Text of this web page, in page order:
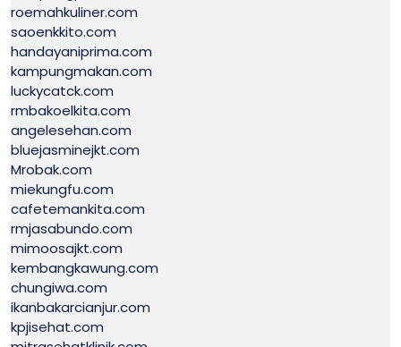
roemahkuliner.com
saoenkkito.com
handayaniprima.com
kampungmakan.com
luckycatck.com
rmbakoelkita.com
angelesehan.com
bluejasminejkt.com
Mrobak.com
miekungfu.com
cafetemankita.com
rmjasabundo.com
mimoosajkt.com
kembangkawung.com
chungiwa.com
ikanbakarcianjur.com
kpjisehat.com